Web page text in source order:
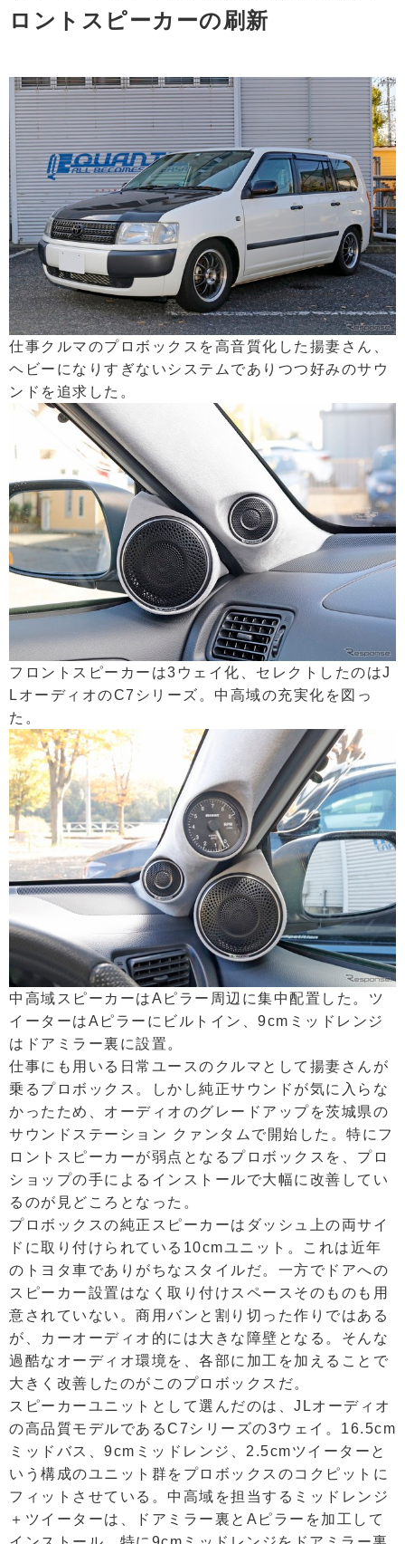
ロントスピーカーの刷新
仕事クルマのプロボックスを高音質化した揚妻さん、
ヘビーになりすぎないシステムでありつつ好みのサウ
ンドを追求した。
フロントスピーカーは3ウェイ化、セレクトしたのはJ
LオーディオのC7シリーズ。中高域の充実化を図っ
た。
中高域スピーカーはAピラー周辺に集中配置した。ツ
イーターはAピラーにビルトイン、9cmミッドレンジ
はドアミラー裏に設置。
仕事にも用いる日常ユースのクルマとして揚妻さんが
乗るプロボックス。しかし純正サウンドが気に入らな
かったため、オーディオのグレードアップを茨城県の
サウンドステーション クァンタムで開始した。特にフ
ロントスピーカーが弱点となるプロボックスを、プロ
ショップの手によるインストールで大幅に改善してい
るのが見どころとなった。
プロボックスの純正スピーカーはダッシュ上の両サイ
ドに取り付けられている10cmユニット。これは近年
のトヨタ車でありがちなスタイルだ。一方でドアへの
スピーカー設置はなく取り付けスペースそのものも用
意されていない。商用バンと割り切った作りではある
が、カーオーディオ的には大きな障壁となる。そんな
過酷なオーディオ環境を、各部に加工を加えることで
大きく改善したのがこのプロボックスだ。
スピーカーユニットとして選んだのは、JLオーディオ
の高品質モデルであるC7シリーズの3ウェイ。16.5cm
ミッドバス、9cmミッドレンジ、2.5cmツイーターと
いう構成のユニット群をプロボックスのコクピットに
フィットさせている。中高域を担当するミッドレンジ
＋ツイーターは、ドアミラー裏とAピラーを加工して